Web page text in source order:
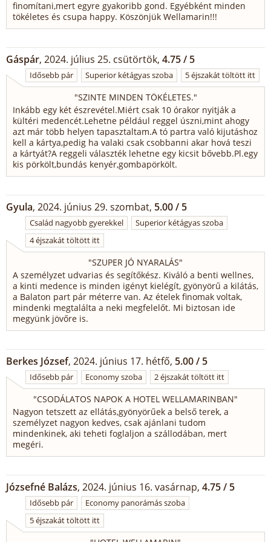
finomítani,mert egyre gyakoribb gond. Egyébként minden
tökéletes és csupa happy. Köszönjük Wellamarin!!!
Gáspár, 2024. július 25. csütörtök, 4.75 / 5
Idősebb pár Superior kétágyas szoba 5 éjszakát töltött itt
"SZINTE MINDEN TÖKÉLETES."
Inkább egy két észrevétel.Miért csak 10 órakor nyitják a
kültéri medencét.Lehetne például reggel úszni,mint ahogy
azt már több helyen tapasztaltam.A tó partra való kijutáshoz
kell a kártya,pedig ha valaki csak csobbanni akar hová teszi
a kártyát?A reggeli választék lehetne egy kicsit bővebb.Pl.egy
kis pörkölt,bundás kenyér,gombapörkölt.
Gyula, 2024. június 29. szombat, 5.00 / 5
Család nagyobb gyerekkel
Superior kétágyas szoba
4 éjszakát töltött itt
"SZUPER JÓ NYARALÁS"
A személyzet udvarias és segítőkész. Kiváló a benti wellnes,
a kinti medence is minden igényt kielégít, gyönyörű a kilátás,
a Balaton part pár méterre van. Az ételek finomak voltak,
mindenki megtalálta a neki megfelelőt. Mi biztosan ide
megyünk jövőre is.
Berkes József, 2024. június 17. hétfő, 5.00 / 5
Idősebb pár Economy szoba 2 éjszakát töltött itt
"CSODÁLATOS NAPOK A HOTEL WELLAMARINBAN"
Nagyon tetszett az ellátás,gyönyörűek a belső terek, a
személyzet nagyon kedves, csak ajánlani tudom
mindenkinek, aki teheti foglaljon a szállodában, mert
megéri.
Józsefné Balázs, 2024. június 16. vasárnap, 4.75 / 5
Idősebb pár
Economy panorámás szoba
5 éjszakát töltött itt